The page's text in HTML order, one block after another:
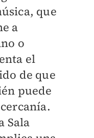
que
a
o
el
de que
puede
Sala